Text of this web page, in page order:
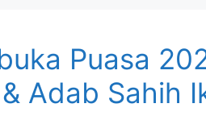
Puasa
Adab Sahih